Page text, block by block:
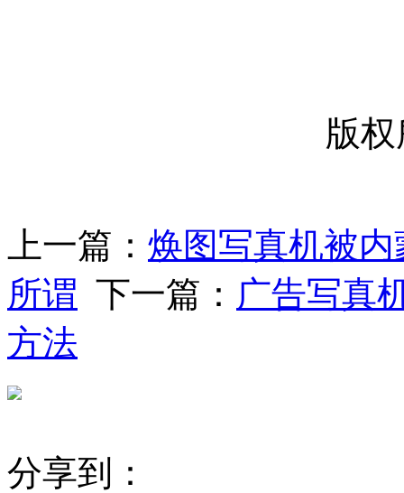
版
上一篇： 焕图写真机被
所谓 下一篇： 广告写真
方法
分享到：